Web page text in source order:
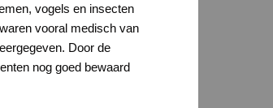
vogels en insecten
vooral medisch van
Door de
nog goed bewaard